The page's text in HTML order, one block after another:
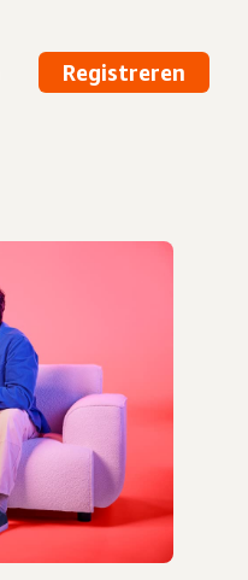
Registreren